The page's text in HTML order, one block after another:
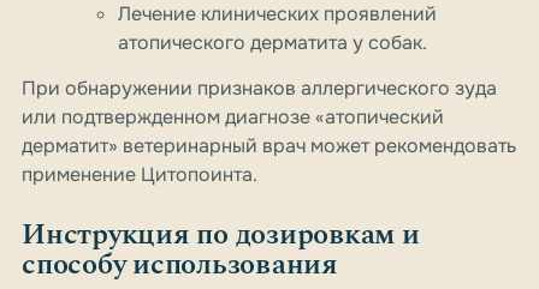
Лечение клинических проявлений
атопического дерматита у собак.
При обнаружении признаков аллергического зуда
или подтвержденном диагнозе «атопический
дерматит» ветеринарный врач может рекомендовать
применение Цитопоинта.
Инструкция по дозировкам и
способу использования